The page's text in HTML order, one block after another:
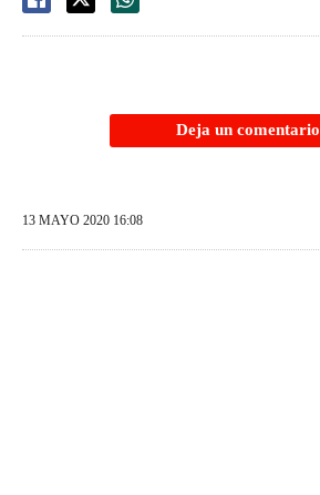
Deja un comentario
13 MAYO 2020 16:08